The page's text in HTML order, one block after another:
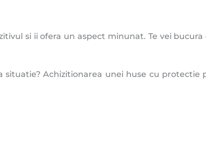
si ii ofera un aspect minunat. Te vei
Achizitionarea unei huse cu protectie